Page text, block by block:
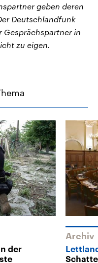
geben deren
Deutschlandfunk
Gesprächspartner in
zu eigen.
der
Archiv